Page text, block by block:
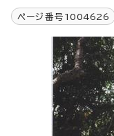
ページ番号 1004626